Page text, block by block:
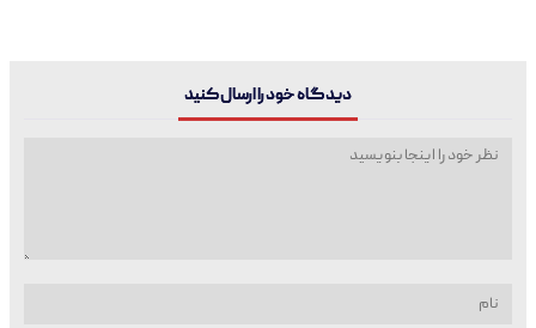
دیدگاه خود را ارسال کنید